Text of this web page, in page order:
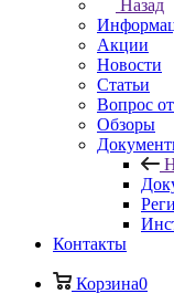
Назад
Акции
Новости
Статьи
Вопрос
Обзоры
Контакты
Корзина0